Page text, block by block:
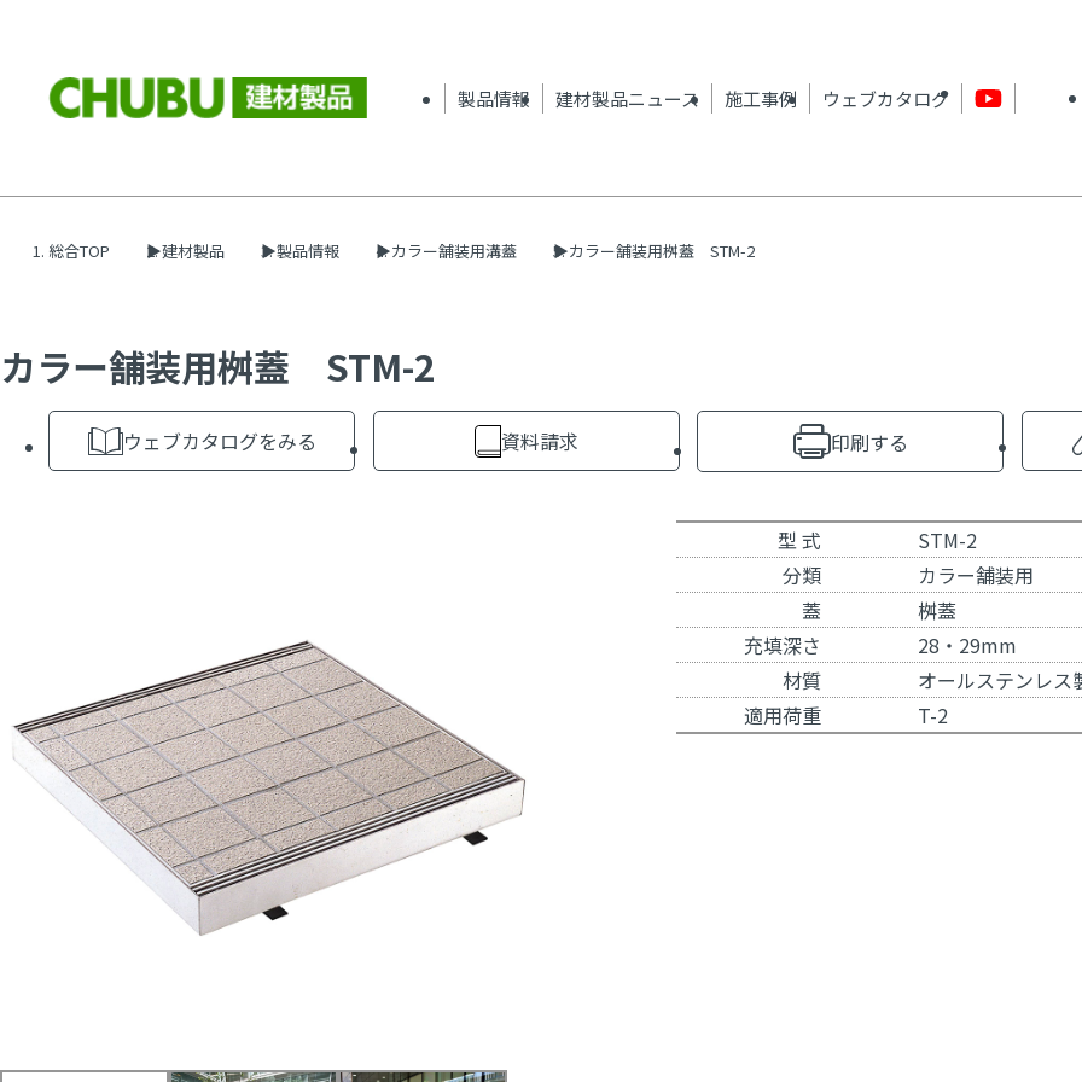
製品情報 建材製品ニュース 施工事例 ウェブカタログ
総合TOP 建材製品 製品情報 カラー舗装用溝蓋 カラー舗装用桝蓋 STM-2
カラー舗装用桝蓋 STM-2
ウェブカタログをみる 資料請求 印刷する
型 式
STM-2
分類
カラー舗装用
蓋
桝蓋
充填深さ
28・29mm
材質
オールステンレス
適用荷重
T-2